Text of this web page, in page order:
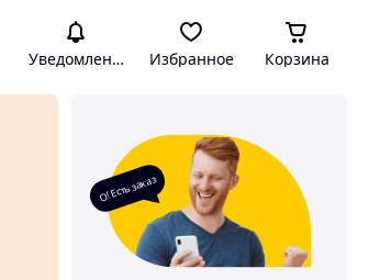
Уведомления Избранное Корзина
О! Есть заказ